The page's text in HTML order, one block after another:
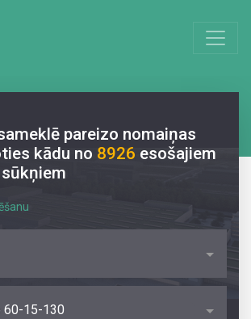
pareizo nomaiņas
kādu no 8926 esošajiem
60-15-130